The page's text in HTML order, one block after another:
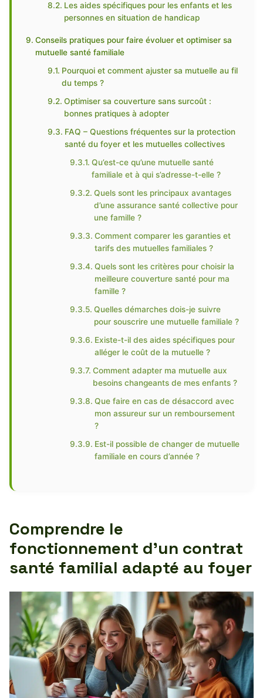
Les aides spécifiques pour les enfants et les
personnes en situation de handicap
Conseils pratiques pour faire évoluer et optimiser sa
mutuelle santé familiale
Pourquoi et comment ajuster sa mutuelle au fil
du temps ?
Optimiser sa couverture sans surcoût :
bonnes pratiques à adopter
FAQ – Questions fréquentes sur la protection
santé du foyer et les mutuelles collectives
Qu’est-ce qu’une mutuelle santé
familiale et à qui s’adresse-t-elle ?
Quels sont les principaux avantages
d’une assurance santé collective pour
une famille ?
Comment comparer les garanties et
tarifs des mutuelles familiales ?
Quels sont les critères pour choisir la
meilleure couverture santé pour ma
famille ?
Quelles démarches dois-je suivre
pour souscrire une mutuelle familiale ?
Existe-t-il des aides spécifiques pour
alléger le coût de la mutuelle ?
Comment adapter ma mutuelle aux
besoins changeants de mes enfants ?
Que faire en cas de désaccord avec
mon assureur sur un remboursement
?
Est-il possible de changer de mutuelle
familiale en cours d’année ?
Comprendre le
fonctionnement d’un contrat
santé familial adapté au foyer